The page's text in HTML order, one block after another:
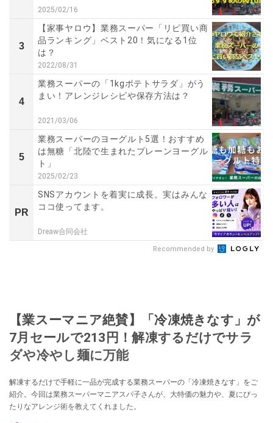
2025/02/16
3
【家事ヤロウ】業務スーパー「リピ買い商
品ランキング」ベスト20！気になる1位
は？
2022/08/31
4
業務スーパーの「1kgポテトサラダ」がう
まい！アレンジレシピや保存方法は？
2021/03/06
5
業務スーパーのヨーグルト5選！おすすめ
は無糖「北陸で生まれたプレーンヨーグル
ト」
2025/02/23
PR
SNSアカウントを着実に成長。実はみんな
ココ使ってます。
Dreaw合同会社
Recommended by
【業スーマニア絶賛】「冷凍焼きなす」が
7月セールで213円！解凍するだけでサラ
ダや冷やし麺に万能
解凍するだけで手軽に一品が完成する業務スーパーの「冷凍焼きなす」をご
紹介。今回は業務スーパーマニアスパ子さんが、大特価の魅力や、夏にぴっ
たりなアレンジ術を教えてくれました。